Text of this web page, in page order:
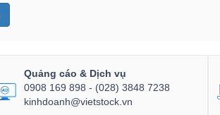
Quảng cáo & Dịch vụ
0908 169 898 - (028) 3848 7238
kinhdoanh@vietstock.vn